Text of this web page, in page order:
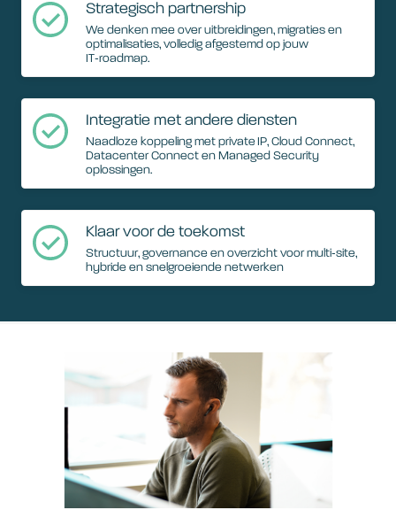
Strategisch partnership
We denken mee over uitbreidingen, migraties en
optimalisaties, volledig afgestemd op jouw
IT‑roadmap.
Integratie met andere diensten
Naadloze koppeling met private IP, Cloud Connect,
Datacenter Connect en Managed Security
oplossingen.
Klaar voor de toekomst
Structuur, governance en overzicht voor multi‑site,
hybride en snelgroeiende netwerken